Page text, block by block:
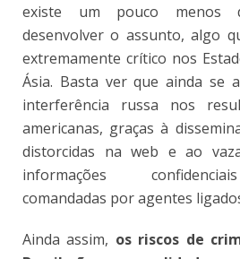
existe um pouco menos
desenvolver o assunto, algo
extremamente crítico nos
Ásia. Basta ver que ainda se
interferência russa nos
americanas, graças à
distorcidas na web e ao
informações
comandadas por agentes
Ainda assim, os riscos de